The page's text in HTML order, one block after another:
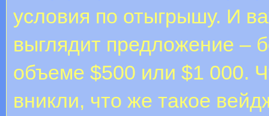
условия по отыгрышу. И
выглядит предложение –
объеме $500 или $1 000.
вникли, что же такое